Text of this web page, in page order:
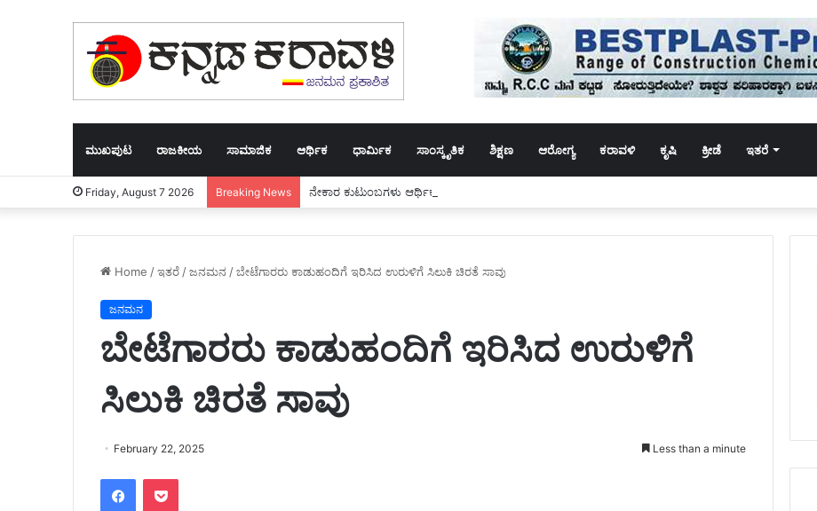
ಮುಖಪುಟ ರಾಜಕೀಯ ಸಾಮಾಜಿಕ ಆರ್ಥಿಕ ಧಾರ್ಮಿಕ ಸಾಂಸ್ಕೃತಿಕ ಶಿಕ್ಷಣ ಆರೋಗ್ಯ ಕರಾವಳಿ ಕೃಷಿ ಕ್ರೀಡೆ ಇತರೆ
Friday, August 7 2026 Breaking News ನೇಕಾರ ಕುಟುಂಬಗಳು ಆರ್ಥಿಕವಾಗಿ ಇನ್ನಷ್ಟು ಸಬಲರಾಗಬೇಕು; ಕೈಮಗ್ಗ ಉತ್ಪನ್ನಗಳನ್ನು ಹೆಚ್ಚು ಬಳಸುವಂತೆ ಪ್ರಧಾನಿ ಮೋದಿ ಕರೆ
Home / ಇತರೆ / ಜನಮನ / ಬೇಟೆಗಾರರು ಕಾಡುಹಂದಿಗೆ ಇರಿಸಿದ ಉರುಳಿಗೆ ಸಿಲುಕಿ ಚಿರತೆ ಸಾವು
ಜನಮನ
ಬೇಟೆಗಾರರು ಕಾಡುಹಂದಿಗೆ ಇರಿಸಿದ ಉರುಳಿಗೆ
ಸಿಲುಕಿ ಚಿರತೆ ಸಾವು
February 22, 2025 Less than a minute
FacebookPocket